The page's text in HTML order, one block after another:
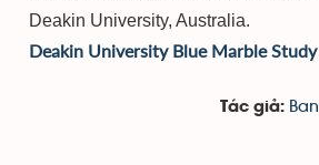
Deakin University, Australia.
Deakin University Blue Marble
Tác giả: